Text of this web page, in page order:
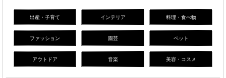
出産・子育て インテリア 料理・食べ物
ファッション 園芸 ペット
アウトドア 音楽 美容・コスメ